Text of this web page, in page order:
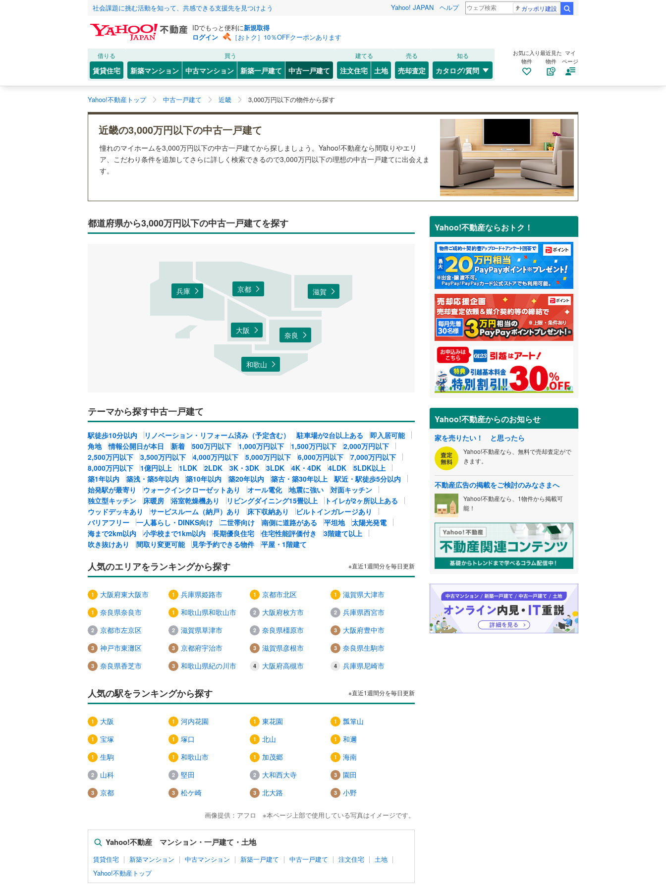
社会課題に挑む活動を知って、共感できる支援先を見つけよう Yahoo! JAPAN ヘルプ ガッポリ建設
IDでもっと便利に新規取得
ログイン
［おトク］10％OFFクーポンあります
借りる
賃貸住宅
買う
新築マンション 中古マンション 新築一戸建て 中古一戸建て
建てる
注文住宅 土地
売る
売却査定
知る
カタログ/質問
お気に入り
物件
最近見た
物件
マイ
ページ
Yahoo!不動産トップ 中古一戸建て 近畿 3,000万円以下の物件から探す
近畿の3,000万円以下の中古一戸建て
憧れのマイホームを3,000万円以下の中古一戸建てから探しましょう。Yahoo!不動産なら間取りやエリ
ア、こだわり条件を追加してさらに詳しく検索できるので3,000万円以下の理想の中古一戸建てに出会えま
す。
都道府県から3,000万円以下の中古一戸建てを探す
大阪
兵庫 京都 滋賀
奈良
和歌山
テーマから探す中古一戸建て
駅徒歩10分以内 リノベーション・リフォーム済み（予定含む） 駐車場が2台以上ある
即入居可能
角地
情報公開日が本日 新着 500万円以下 1,000万円以下 1,500万円以下
2,000万円以下
2,500万円以下
3,500万円以下 4,000万円以下 5,000万円以下 6,000万円以下
7,000万円以下
8,000万円以下
1億円以上 1LDK 2LDK 3K・3DK 3LDK 4K・4DK 4LDK
5LDK以上
築1年以内
築浅・築5年以内 築10年以内 築20年以内 築古・築30年以上
駅近・駅徒歩5分以内
始発駅が最寄り
ウォークインクローゼットあり オール電化 地震に強い
対面キッチン
独立型キッチン
床暖房 浴室乾燥機あり リビングダイニング15畳以上
トイレが2ヶ所以上ある
ウッドデッキあり
サービスルーム（納戸）あり 床下収納あり
ビルトインガレージあり
バリアフリー
一人暮らし・DINKS向け 二世帯向け 南側に道路がある 平坦地
太陽光発電
海まで2km以内
小学校まで1km以内 長期優良住宅 住宅性能評価付き
3階建て以上
吹き抜けあり
間取り変更可能 見学予約できる物件 平屋・1階建て
人気のエリアをランキングから探す ※直近1週間分を毎日更新
大阪府東大阪市 兵庫県姫路市 京都市北区
滋賀県大津市
奈良県奈良市
和歌山県和歌山市 大阪府枚方市
兵庫県西宮市
京都市左京区
滋賀県草津市 奈良県橿原市
大阪府豊中市
神戸市東灘区
京都府宇治市 滋賀県彦根市
奈良県生駒市
奈良県香芝市
和歌山県紀の川市 大阪府高槻市 兵庫県尼崎市
人気の駅をランキングから探す ※直近1週間分を毎日更新
大阪 河内花園 東花園
瓢箪山
宝塚
塚口 北山
和邇
生駒
和歌山市 加茂郷
海南
山科
堅田 大和西大寺
園田
京都
松ケ崎 北大路 小野
画像提供：アフロ ※本ページ上部で使用している写真はイメージです。
Yahoo!不動産 マンション・一戸建て・土地
賃貸住宅 新築マンション 中古マンション 新築一戸建て 中古一戸建て 注文住宅
土地
Yahoo!不動産トップ
Yahoo!不動産ならおトク！
Yahoo!不動産からのお知らせ
家を売りたい！ と思ったら
Yahoo!不動産なら、無料で売却査定がで
きます。
不動産広告の掲載をご検討のみなさまへ
Yahoo!不動産なら、1物件から掲載可
能！